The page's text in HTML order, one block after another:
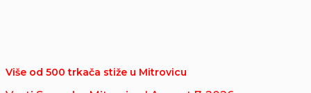
Više od 500 trkača stiže u Mitrovicu